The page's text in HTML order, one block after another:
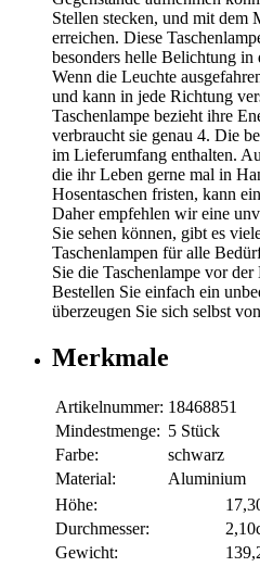
Stellen stecken, und mit dem
erreichen. Diese
besonders helle Belichtung in
Wenn die Leuchte
und kann in jede Richtung
Taschenlampe bezieht ihre
verbraucht sie genau 4. Die
im Lieferumfang enthalten.
die ihr Leben gerne mal in
Hosentaschen fristen, kann
Daher empfehlen wir eine
Sie sehen können, gibt es
Taschenlampen für alle
Sie die Taschenlampe vor
Bestellen Sie einfach ein
überzeugen Sie sich selbst
Merkmale
Artikelnummer: 18468851
Mindestmenge: 5 Stück
Farbe:
schwarz
Material:
Aluminium
Höhe:
Durchmesser:
Gewicht: